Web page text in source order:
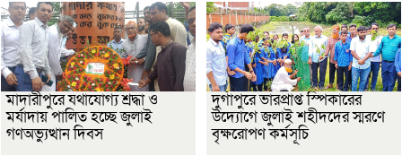
মাদারীপুরে যথাযোগ্য শ্রদ্ধা ও
মর্যাদায় পালিত হচ্ছে জুলাই
গণঅভ্যুত্থান দিবস
দুর্গাপুরে ভারপ্রাপ্ত স্পিকারের
উদ্যোগে জুলাই শহীদদের স্মরণে
বৃক্ষরোপণ কর্মসূচি